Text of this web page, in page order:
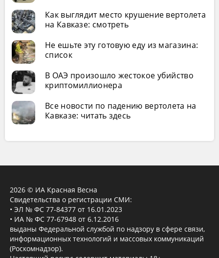
Как выглядит место крушение вертолета
на Кавказе: смотреть
Не ешьте эту готовую еду из магазина:
список
В ОАЭ произошло жестокое убийство
криптомиллионера
Все новости по падению вертолета на
Кавказе: читать здесь
2026 © ИА Красная Весна
Свидетельства о регистрации СМИ:
• ЭЛ № ФС 77-84377 от 16.01.2023
• ИА № ФС 77-67948 от 6.12.2016
выданы Федеральной службой по надзору в сфере связи,
информационных технологий и массовых коммуникаций
(Роскомнадзор).